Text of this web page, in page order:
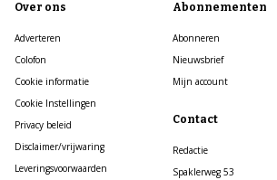
Over ons
Adverteren
Colofon
Cookie informatie
Cookie Instellingen
Privacy beleid
Disclaimer/vrijwaring
Leveringsvoorwaarden
Abonnementen
Abonneren
Nieuwsbrief
Mijn account
Contact
Redactie
Spaklerweg 53